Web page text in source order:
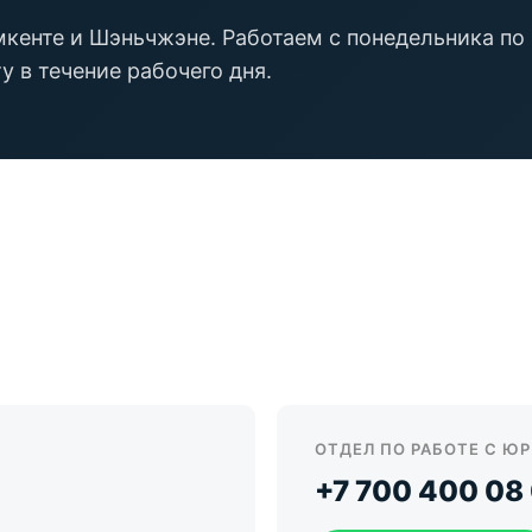
и Шэньчжэне. Работаем с понедельника по
в течение рабочего дня.
ОТДЕЛ ПО РАБОТЕ С
+7 700 400 08